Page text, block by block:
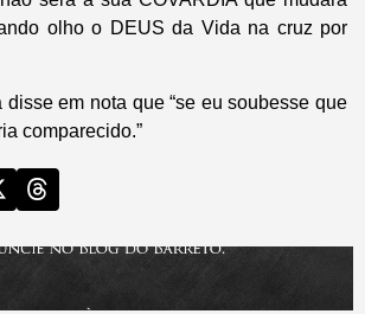
olho o DEUS da Vida na cruz por
disse em nota que “se eu soubesse que
comparecido.”